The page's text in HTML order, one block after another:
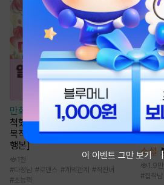
만화
[일권만] 매료 마법에 걸린
척했더니 냉담했던 약혼자가 맹
목적인 사랑꾼이 되었습니다 [단
행본]
1천
#다정남 #로맨스 # 계약관계 #직진녀
#초능력
소설
1.9만
#집착남
이 이벤트 그만 보기